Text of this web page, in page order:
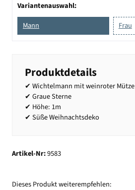
Variantenauswahl:
Mann
Frau
Produktdetails
✔ Wichtelmann mit weinroter Mütze
✔ Graue Sterne
✔ Höhe: 1m
✔ Süße Weihnachtsdeko
Artikel-Nr:9583
Dieses Produkt weiterempfehlen: